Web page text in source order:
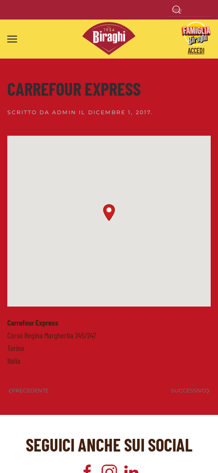
Skip to main content
ACCEDI
CARREFOUR EXPRESS
SCRITTO DA ADMIN IL DICEMBRE 1, 2017.
Carrefour Express
Corso Regina Margherita 245/247
Torino
Italia
PRECEDENTE SUCCESSIVO
SEGUICI ANCHE SUI SOCIAL